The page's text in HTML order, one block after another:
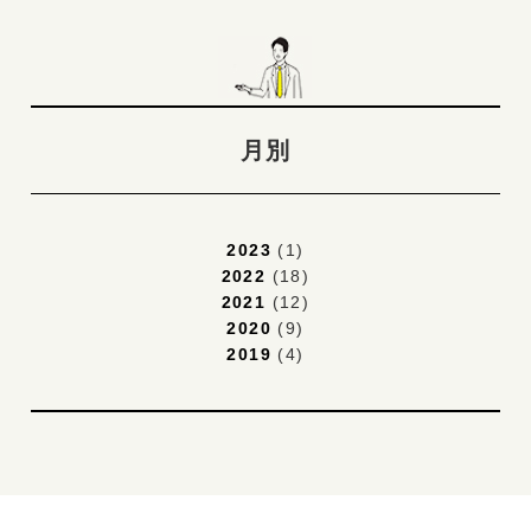
月別
2023 (1)
2022 (18)
2021 (12)
2020 (9)
2019 (4)